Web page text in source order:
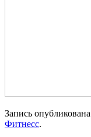
Запись опубликована
Фитнесс.